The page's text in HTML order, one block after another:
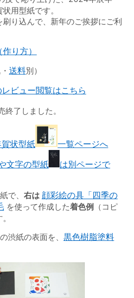
用型紙です。
り込んで、新年のご挨拶にご利
り方）
送料別）
ビュー閲覧はこちら
終了しました。
状型紙 一覧ページへ
文字の型紙
は別ページで
で、 右は 顔彩絵の具「四季の
を使って作成した着色例
（コピ
渋紙の表面を、 黒色樹脂塗料